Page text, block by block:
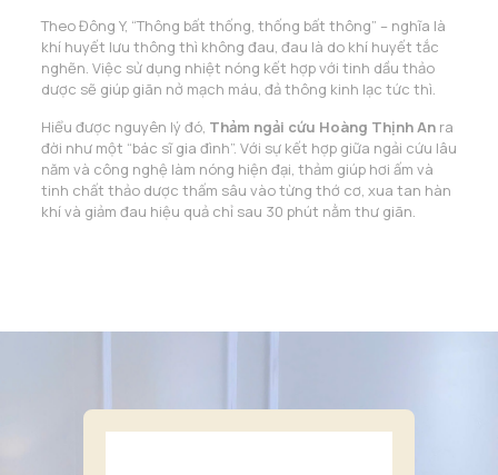
Theo Đông Y, “Thông bất thống, thống bất thông” – nghĩa là
khí huyết lưu thông thì không đau, đau là do khí huyết tắc
nghẽn. Việc sử dụng nhiệt nóng kết hợp với tinh dầu thảo
dược sẽ giúp giãn nở mạch máu, đả thông kinh lạc tức thì.
Hiểu được nguyên lý đó, Thảm ngải cứu Hoàng Thịnh Anra
đời như một “bác sĩ gia đình”. Với sự kết hợp giữa ngải cứu lâu
năm và công nghệ làm nóng hiện đại, thảm giúp hơi ấm và
tinh chất thảo dược thấm sâu vào từng thớ cơ, xua tan hàn
khí và giảm đau hiệu quả chỉ sau 30 phút nằm thư giãn.